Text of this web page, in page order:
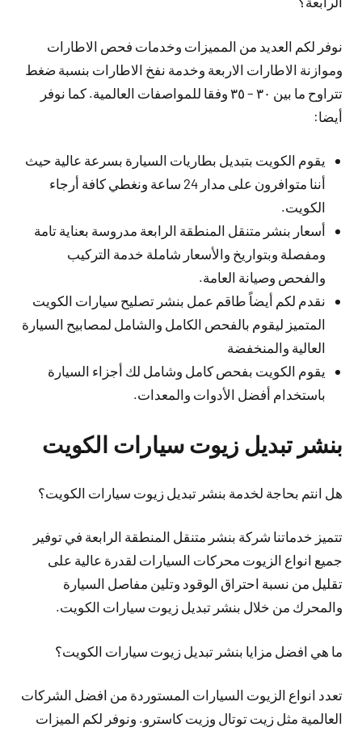
نوفر لكم العديد من المميزات وخدمات فحص الاطارات
وموازنة الاطارات الاربعة وخدمة نفخ الاطارات بنسبة ضغط
تتراوح ما بين ٣٠ – ٣٥ وفقا للمواصفات العالمية. كما نوفر
أيضا:
يقوم الكويت بتبديل بطاريات السيارة بسرعة عالية حيث
أننا متوافرون على مدار 24 ساعة ونغطي كافة أرجاء
الكويت.
أسعار بنشر متنقل المنطقة الرابعة مدروسة بعناية تامة
ومفصلة وبتواريخ والأسعار شاملة خدمة التركيب
والفحص وصيانة العامة.
نقدم لكم أيضاً طاقم عمل بنشر تصليح سيارات الكويت
المتميز ليقوم بالفحص الكامل والشامل لمصابيح السيارة
العالية والمنخفضة
يقوم الكويت بفحص كامل وشامل لك أجزاء السيارة
باستخدام أفضل الأدوات والمعدات.
بنشر تبديل زيوت سيارات الكويت
هل انتم بحاجة لخدمة بنشر تبديل زيوت سيارات الكويت؟
تتميز خدماتنا شركة بنشر متنقل المنطقة الرابعة في توفير
جميع انواع الزيوت محركات السيارات لقدرة عالية على
تقليل من نسبة احتراق الوقود وتلين مفاصل السيارة
والمحرك من خلال بنشر تبديل زيوت سيارات الكويت.
ما هي افضل مزايا بنشر تبديل زيوت سيارات الكويت؟
تعدد انواع الزيوت السيارات المستوردة من افضل الشركات
العالمية مثل زيت توتال وزيت كاسترو. ونوفر لكم الميزات